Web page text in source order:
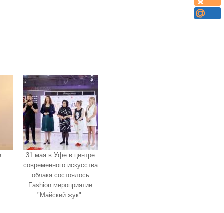
31 мая в Уфе в центре
современного искусства
облака состоялось
Fashion мероприятие
"Майский жук".